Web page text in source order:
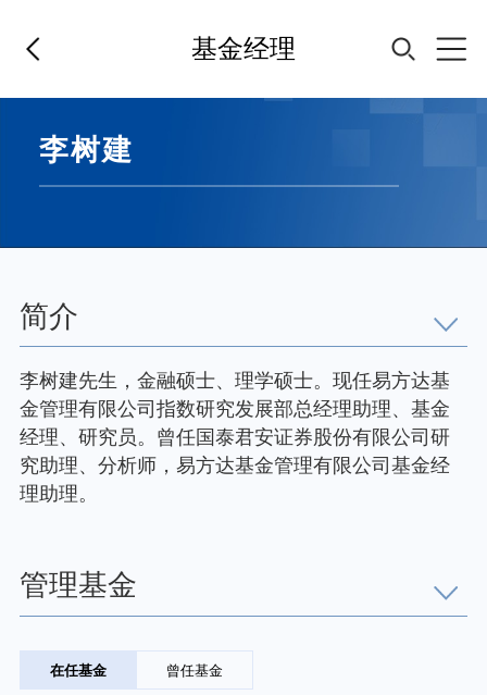
基金经理
首页
指数专区
FOF
个人养老金
投资顾问
李树建
简介
李树建先生，金融硕士、理学硕士。现任易方达基
金管理有限公司指数研究发展部总经理助理、基金
经理、研究员。曾任国泰君安证券股份有限公司研
究助理、分析师，易方达基金管理有限公司基金经
理助理。
管理基金
在任基金 曾任基金